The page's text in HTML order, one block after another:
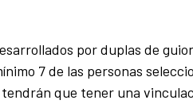
por duplas de
7 de las personas
que tener una